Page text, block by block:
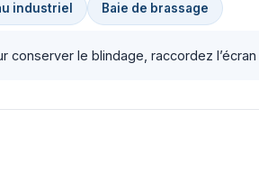
industriel Baie de brassage
conserver le blindage, raccordez